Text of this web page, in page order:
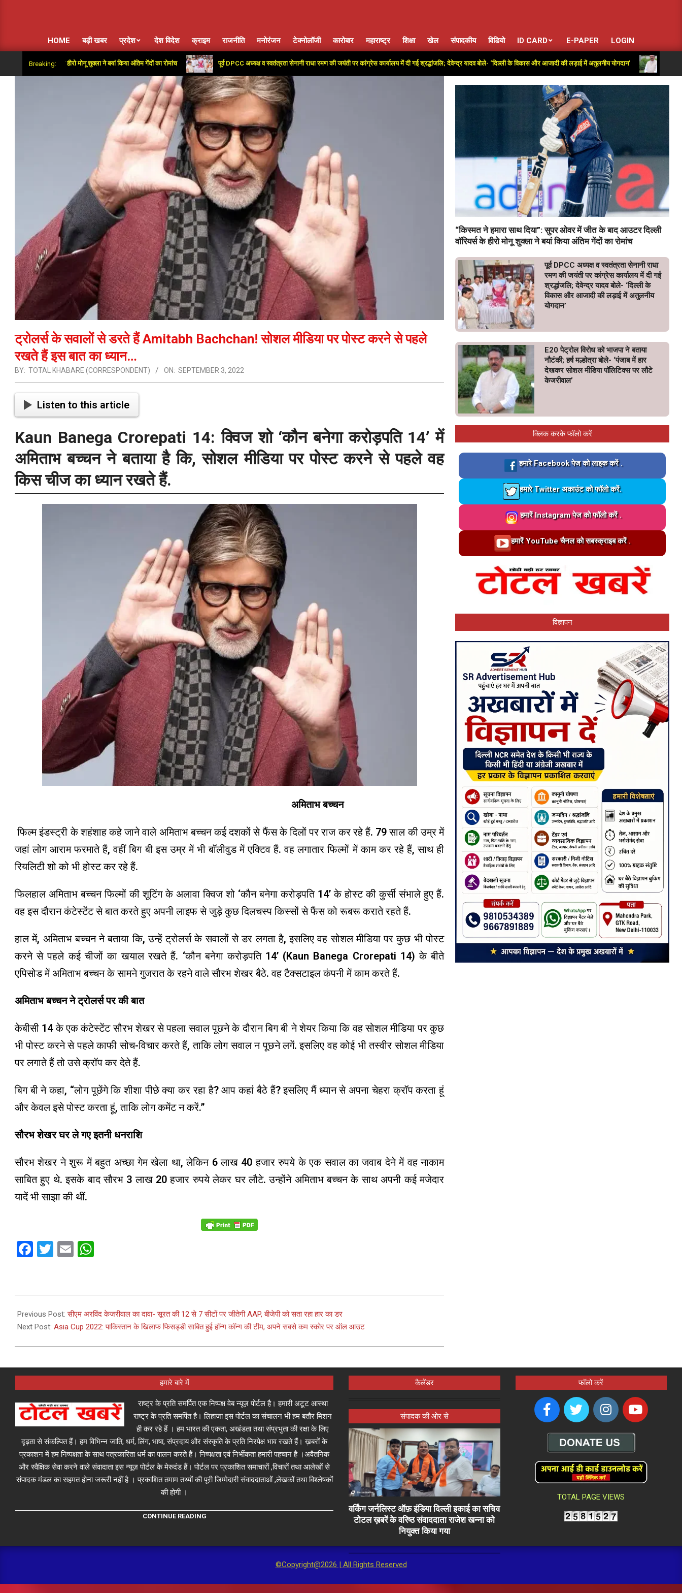
Primary
Navigation
HOME बड़ी खबर प्रदेश देश विदेश क्राइम राजनीति मनोरंजन टेक्नोलॉजी कारोबार महाराष्ट्र शिक्षा खेल संपादकीय विडियो ID CARD E-PAPER LOGIN
Breaking:
के हीरो मोनू शुक्ला ने बयां किया अंतिम गेंदों का रोमांच पूर्व DPCC अध्यक्ष व स्वतंत्रता सेनानी राधा रमण की जयंती पर कांग्रेस कार्यालय में दी गई श्रद्धांजलि; देवेन्द्र यादव बोले- ‘दिल्ली के विकास और आजादी की लड़ाई में अतुलनीय योगदान’ E20 पेट्रोल विरोध
ट्रोलर्स के सवालों से डरते हैं Amitabh Bachchan! सोशल मीडिया पर पोस्ट करने से पहले
रखते हैं इस बात का ध्यान…
BY: TOTAL KHABARE (CORRESPONDENT) ON: SEPTEMBER 3, 2022
Listen to this article
Kaun Banega Crorepati 14: क्विज शो ‘कौन बनेगा करोड़पति 14’ में
अमिताभ बच्चन ने बताया है कि, सोशल मीडिया पर पोस्ट करने से पहले वह
किस चीज का ध्यान रखते हैं.
अमिताभ बच्चन
फिल्म इंडस्ट्री के शहंशाह कहे जाने वाले अमिताभ बच्चन कई दशकों से फैंस के दिलों पर राज कर रहे हैं. 79 साल की उम्र में
जहां लोग आराम फरमाते हैं, वहीं बिग बी इस उम्र में भी बॉलीवुड में एक्टिव हैं. वह लगातार फिल्मों में काम कर रहे हैं, साथ ही
रियलिटी शो को भी होस्ट कर रहे हैं.
फिलहाल अमिताभ बच्चन फिल्मों की शूटिंग के अलावा क्विज शो ‘कौन बनेगा करोड़पति 14’ के होस्ट की कुर्सी संभाले हुए हैं.
वह इस दौरान कंटेस्टेंट से बात करते हुए अपनी लाइफ से जुड़े कुछ दिलचस्प किस्सों से फैंस को रूबरू कराते रहते हैं.
हाल में, अमिताभ बच्चन ने बताया कि, उन्हें ट्रोलर्स के सवालों से डर लगता है, इसलिए वह सोशल मीडिया पर कुछ भी पोस्ट
करने से पहले कई चीजों का खयाल रखते हैं. ‘कौन बनेगा करोड़पति 14’ (Kaun Banega Crorepati 14) के बीते
एपिसोड में अमिताभ बच्चन के सामने गुजरात के रहने वाले सौरभ शेखर बैठे. वह टैक्सटाइल कंपनी में काम करते हैं.
अमिताभ बच्चन ने ट्रोलर्स पर की बात
केबीसी 14 के एक कंटेस्टेंट सौरभ शेखर से पहला सवाल पूछने के दौरान बिग बी ने शेयर किया कि वह सोशल मीडिया पर कुछ
भी पोस्ट करने से पहले काफी सोच-विचार करते हैं, ताकि लोग सवाल न पूछने लगें. इसलिए वह कोई भी तस्वीर सोशल मीडिया
पर लगाते हैं तो उसे क्रॉप कर देते हैं.
बिग बी ने कहा, “लोग पूछेंगे कि शीशा पीछे क्या कर रहा है? आप कहां बैठे हैं? इसलिए मैं ध्यान से अपना चेहरा क्रॉप करता हूं
और केवल इसे पोस्ट करता हूं, ताकि लोग कमेंट न करें.”
सौरभ शेखर घर ले गए इतनी धनराशि
सौरभ शेखर ने शुरू में बहुत अच्छा गेम खेला था, लेकिन 6 लाख 40 हजार रुपये के एक सवाल का जवाब देने में वह नाकाम
साबित हुए थे. इसके बाद सौरभ 3 लाख 20 हजार रुपये लेकर घर लौटे. उन्होंने अमिताभ बच्चन के साथ अपनी कई मजेदार
यादें भी साझा की थीं.
Facebook
Twitter
Email
09-
03
Previous Post:सीएम अरविंद केजरीवाल का दावा- सूरत की 12 से 7 सीटों पर जीतेगी AAP, बीजेपी को सता रहा हार का डर
Next Post: Asia Cup 2022: पाकिस्तान के खिलाफ फिसड्डी साबित हुई हॉन्ग कॉन्ग की टीम, अपने सबसे कम स्कोर पर ऑल आउट
“किस्मत ने हमारा साथ दिया”: सुपर ओवर में जीत के बाद आउटर दिल्ली
वॉरियर्स के हीरो मोनू शुक्ला ने बयां किया अंतिम गेंदों का रोमांच
पूर्व DPCC अध्यक्ष व स्वतंत्रता सेनानी राधा
रमण की जयंती पर कांग्रेस कार्यालय में दी गई
श्रद्धांजलि; देवेन्द्र यादव बोले- ‘दिल्ली के
विकास और आजादी की लड़ाई में अतुलनीय
योगदान’
E20 पेट्रोल विरोध को भाजपा ने बताया
नौटंकी; हर्ष मल्होत्रा बोले- ‘पंजाब में हार
देखकर सोशल मीडिया पॉलिटिक्स पर लौटे
केजरीवाल’
क्लिक करके फॉलो करें
Loading…
हमारे Facebook पेज को लाइक करें .
Loading…
हमारे Twitter अकाउंट को फॉलो करें.
Loading…
हमारें Instagram पेज को फॉलो करें .
Loading…हमारें YouTube चैनल को सबस्क्राइब करें .
विज्ञापन
हमारे बारे में
राष्ट्र के प्रति समर्पित एक निष्पक्ष वेब न्यूज़ पोर्टल है। हमारी अटूट आस्था
राष्ट्र के प्रति समर्पित है। लिहाजा इस पोर्टल का संचालन भी हम बतौर मिशन
ही कर रहे हैं । हम भारत की एकता, अखंडता तथा संप्रभुता की रक्षा के लिए
दृढ़ता से संकल्पित हैं। हम विभिन्न जाति, धर्म, लिंग, भाषा, संप्रदाय और संस्कृति के प्रति निरपेक्ष भाव रखते हैं। ख़बरों के
प्रकाशन में हम निष्पक्षता के साथ पत्रकारिता धर्म का पालन करते हैं। निष्पक्षता एवं निर्भीकता हमारी पहचान है ।अवैतनिक
और स्वैक्षिक सेवा करने वाले संवादाता इस न्यूज़ पोर्टल के मेरुदंड हैं। पोर्टल पर प्रकाशित समाचारों ,विचारों तथा आलेखों से
संपादक मंडल का सहमत होना जरूरी नहीं है । प्रकाशित तमाम तथ्यों की पूरी जिम्मेदारी संवाददाताओं ,लेखकों तथा विश्लेषकों
की होगी ।
CONTINUE READING
कैलेंडर
संपादक की ओर से
वर्किंग जर्नलिस्ट ऑफ़ इंडिया दिल्ली इकाई का सचिव
टोटल ख़बरें के वरिष्ठ संवाददाता राजेश खन्ना को
नियुक्त किया गया
फॉलो करें
TOTAL PAGE VIEWS
©Copyright@2026 | All Rights Reserved